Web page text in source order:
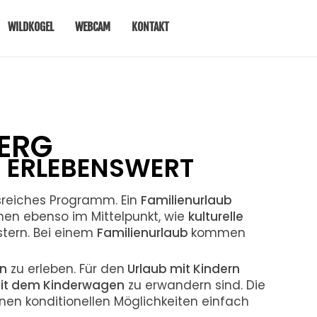
WILDKOGEL WEBCAM KONTAKT
Programm. Ein Familienurlaub
ebenso im Mittelpunkt, wie kulturelle
Bei einem Familienurlaub kommen
zu erleben. Für den Urlaub mit Kindern
dem Kinderwagen zu erwandern sind. Die
konditionellen Möglichkeiten einfach